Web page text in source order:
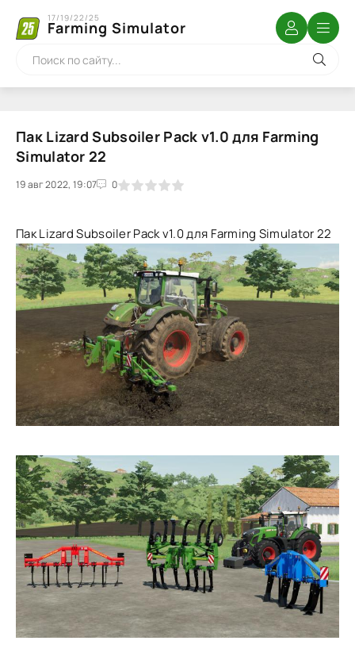
Farming Simulator
17/19/22/25
Пак Lizard Subsoiler Pack v1.0 для Farming
Simulator 22
19 авг 2022, 19:07 0
1 2 3 4 5
Пак Lizard Subsoiler Pack v1.0 для Farming Simulator 22